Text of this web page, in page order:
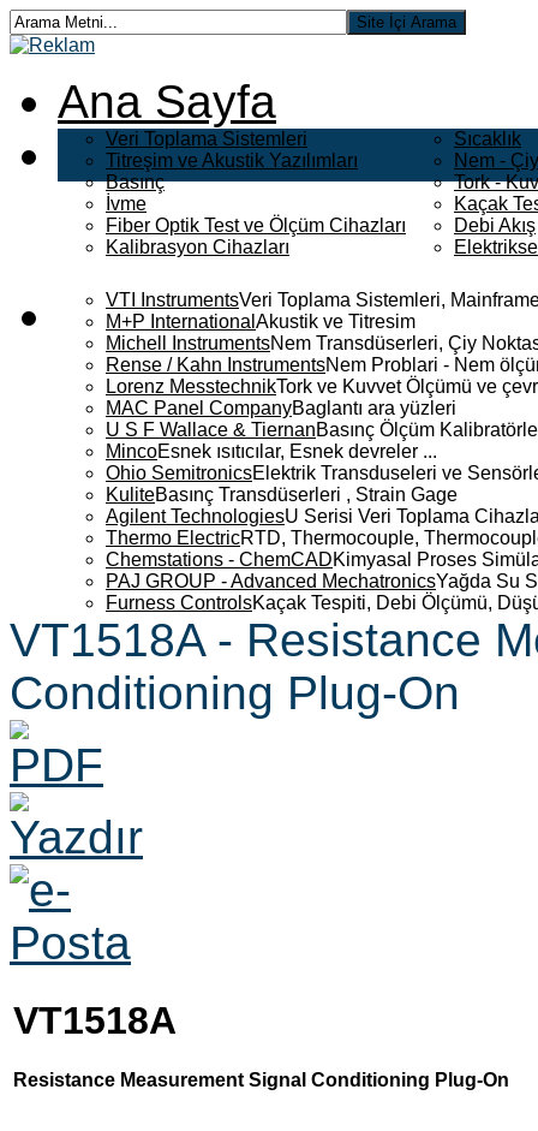
Ana Sayfa
Veri Toplama Sistemleri
Titreşim ve Akustik Yazılımları
Basınç
İvme
Fiber Optik Test ve Ölçüm Cihazları
Kalibrasyon Cihazları
Sıcaklık
Nem -
Tork -
Kaçak
Debi Akış
VTI InstrumentsVeri Toplama Sistemleri,
M+P International Akustik ve Titresim
Michell InstrumentsNem Transdüserleri, Çiy
Rense / Kahn InstrumentsNem Problari - Nem
Lorenz MesstechnikTork ve Kuvvet Ölçümü ve
MAC Panel CompanyBaglantı ara yüzleri
U S F Wallace & TiernanBasınç Ölçüm
MincoEsnek ısıtıcılar, Esnek devreler ...
Ohio SemitronicsElektrik Transduseleri ve
KuliteBasınç Transdüserleri , Strain Gage
Agilent TechnologiesU Serisi Veri Toplama
Thermo ElectricRTD, Thermocouple,
Chemstations - ChemCADKimyasal Proses
PAJ GROUP - Advanced MechatronicsYağda Su
Furness ControlsKaçak Tespiti, Debi Ölçümü,
VT1518A - Resistance
Conditioning Plug-On
VT1518A
Resistance Measurement Signal Conditioning Plug-On